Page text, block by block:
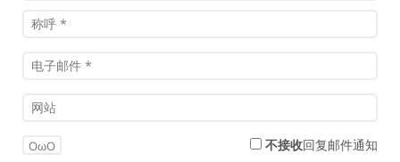
OωO 不接收回复邮件通知